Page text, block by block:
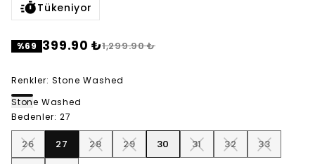
Tükeniyor
%69 399.90 ₺1,299.90 ₺
Renkler: Stone Washed
Stone Washed
Bedenler: 27
26 27 28 29 30 31 32 33